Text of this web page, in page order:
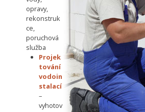
opravy,
rekonstruk
ce,
poruchová
služba
Projek
tování
vodoin
stalací
–
vyhotov